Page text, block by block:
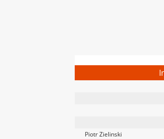
Piotr Zielinski